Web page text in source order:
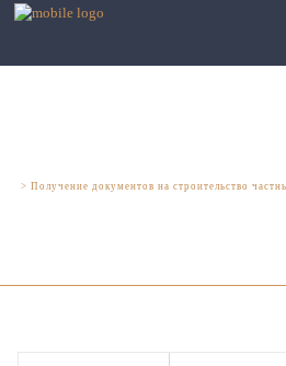
> Получение документов на строительство